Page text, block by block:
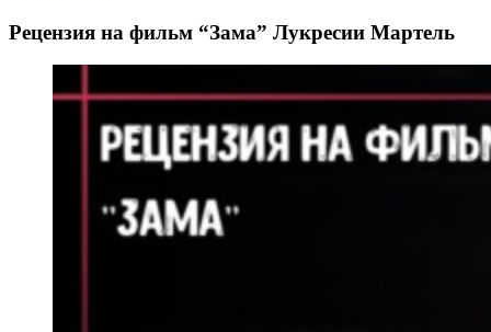
Рецензия на фильм “Зама” Лукресии Мартель